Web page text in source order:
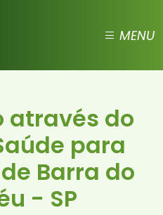
MENU
através do
para
Barra do
- SP